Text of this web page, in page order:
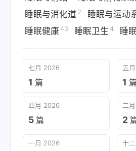
睡眠与消化道 2 睡眠与运动
睡眠健康 43 睡眠卫生 4 睡
七月 2026
1 篇
五
1 篇
四月 2026
5 篇
二
2
一月 2026 十